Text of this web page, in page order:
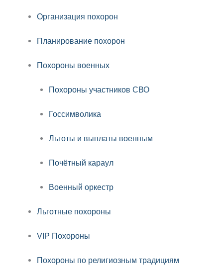
Организация похорон
Планирование похорон
Похороны военных
Похороны участников СВО
Госсимволика
Льготы и выплаты военным
Почётный караул
Военный оркестр
Льготные похороны
VIP Похороны
Похороны по религиозным традициям